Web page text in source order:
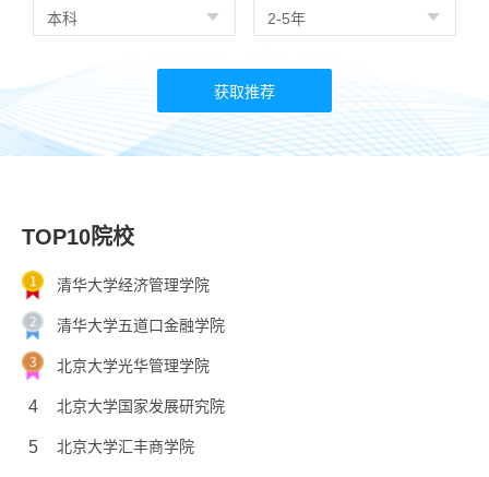
TOP10院校
清华大学经济管理学院
清华大学五道口金融学院
北京大学光华管理学院
4 北京大学国家发展研究院
5 北京大学汇丰商学院